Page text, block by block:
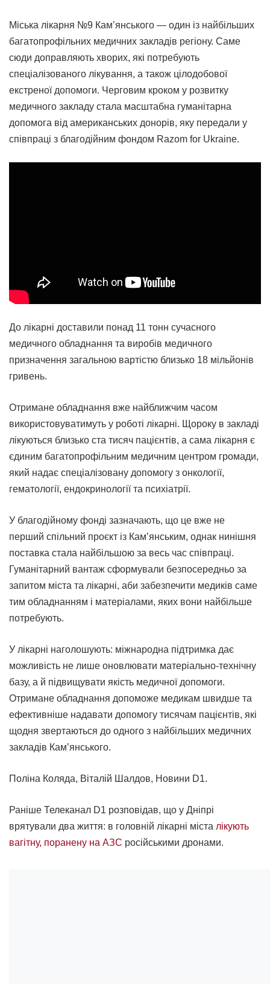
Міська лікарня №9 Кам’янського — один із найбільших
багатопрофільних медичних закладів регіону. Саме
сюди доправляють хворих, які потребують
спеціалізованого лікування, а також цілодобової
екстреної допомоги. Черговим кроком у розвитку
медичного закладу стала масштабна гуманітарна
допомога від американських донорів, яку передали у
співпраці з благодійним фондом Razom for Ukraine.
До лікарні доставили понад 11 тонн сучасного
медичного обладнання та виробів медичного
призначення загальною вартістю близько 18 мільйонів
гривень.
Отримане обладнання вже найближчим часом
використовуватимуть у роботі лікарні. Щороку в закладі
лікуються близько ста тисяч пацієнтів, а сама лікарня є
єдиним багатопрофільним медичним центром громади,
який надає спеціалізовану допомогу з онкології,
гематології, ендокринології та психіатрії.
У благодійному фонді зазначають, що це вже не
перший спільний проєкт із Кам’янським, однак нинішня
поставка стала найбільшою за весь час співпраці.
Гуманітарний вантаж сформували безпосередньо за
запитом міста та лікарні, аби забезпечити медиків саме
тим обладнанням і матеріалами, яких вони найбільше
потребують.
У лікарні наголошують: міжнародна підтримка дає
можливість не лише оновлювати матеріально-технічну
базу, а й підвищувати якість медичної допомоги.
Отримане обладнання допоможе медикам швидше та
ефективніше надавати допомогу тисячам пацієнтів, які
щодня звертаються до одного з найбільших медичних
закладів Кам’янського.
Поліна Коляда, Віталій Шалдов, Новини D1.
Раніше Телеканал D1 розповідав, що у Дніпрі
врятували два життя: в головній лікарні міста лікують
вагітну, поранену на АЗС російськими дронами.